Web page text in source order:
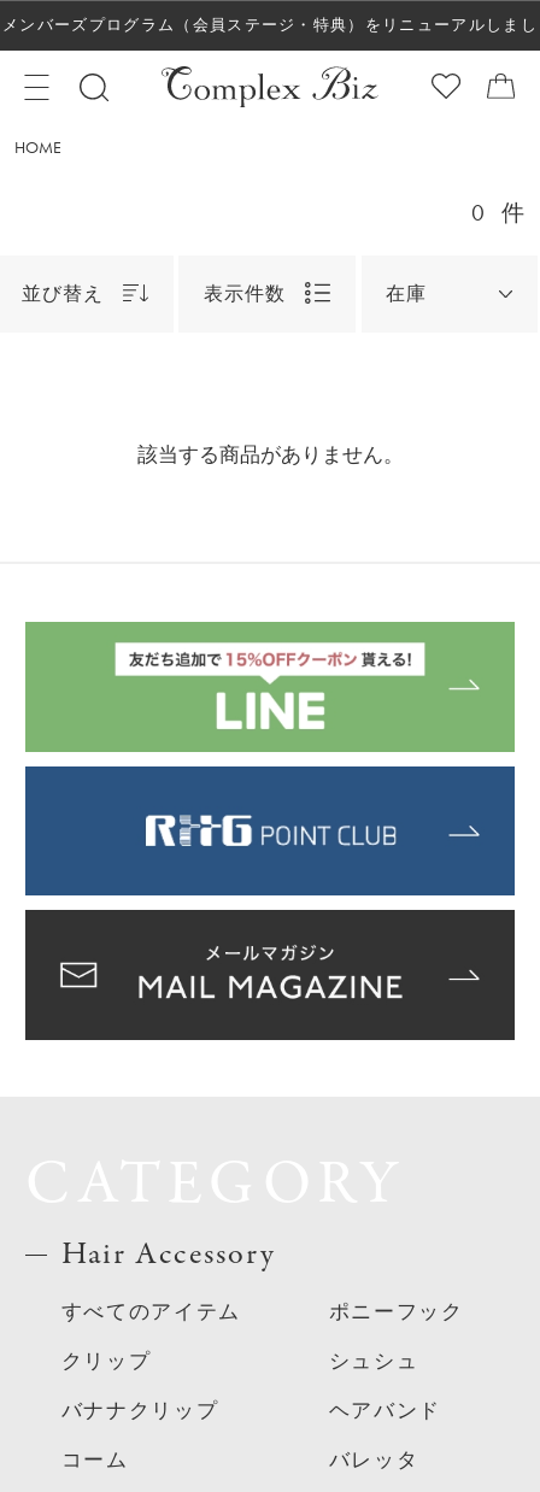
メンバーズプログラム（会員ステージ・特典）をリニューアルしまし
た！
HOME
0 件
並び替え 表示件数 在庫
該当する商品がありません。
Hair Accessory
すべてのアイテム
クリップ
バナナクリップ
コーム
ポニーフック
シュシュ
ヘアバンド
バレッタ